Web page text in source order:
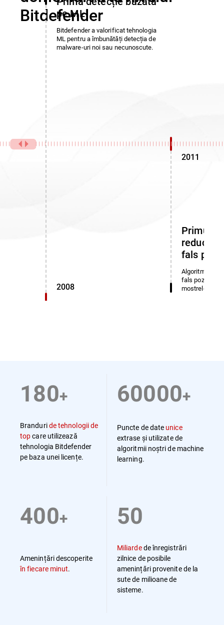
Bitdefender
2008
pe ML
Bitdefender a valorificat tehnologia
ML pentru a îmbunătăți detecția de
malware-uri noi sau necunoscute.
2011
Primul
fals
Algoritmul de
fals pozitive a
mostrelor
180+
Branduride tehnologii de
topcare utilizează
tehnologia Bitdefender
pe baza unei licențe.
60000+
Puncte de date unice
extrase și utilizate de
algoritmii noștri de machine
learning.
400+
Amenințări descoperite
în fiecare minut.
50
Miliardede înregistrări
zilnice de posibile
amenințări provenite de la
sute de milioane de
sisteme.